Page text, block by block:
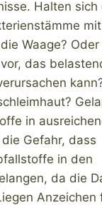
Halten sich
Waage?
das
in
Gefahr, dass
in den
da die
Anzeichen